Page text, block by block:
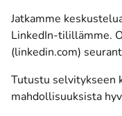
Jatkamme
LinkedIn-tilillämme.
(linkedin.com)
Tutustu selvitykseen
mahdollisuuksista